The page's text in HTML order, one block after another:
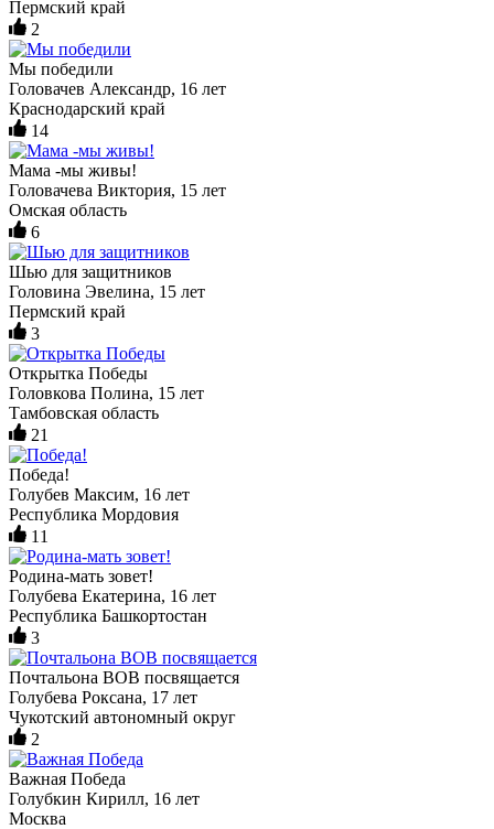
Пермский край
2
Мы победили
Головачев Александр, 16 лет
Краснодарский край
14
Мама -мы живы!
Головачева Виктория, 15 лет
Омская область
6
Шью для защитников
Головина Эвелина, 15 лет
Пермский край
3
Открытка Победы
Головкова Полина, 15 лет
Тамбовская область
21
Победа!
Голубев Максим, 16 лет
Республика Мордовия
11
Родина-мать зовет!
Голубева Екатерина, 16 лет
Республика Башкортостан
3
Почтальона ВОВ посвящается
Голубева Роксана, 17 лет
Чукотский автономный округ
2
Важная Победа
Голубкин Кирилл, 16 лет
Москва